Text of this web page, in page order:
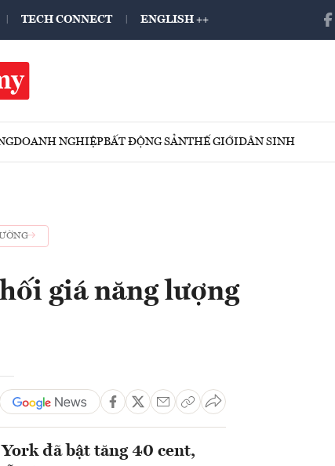
TECH CONNECT ENGLISH ++
DOANH NGHIỆPBẤT ĐỘNG SẢNTHẾ GIỚIDÂN SINH
giá năng lượng
đã bật tăng 40 cent,